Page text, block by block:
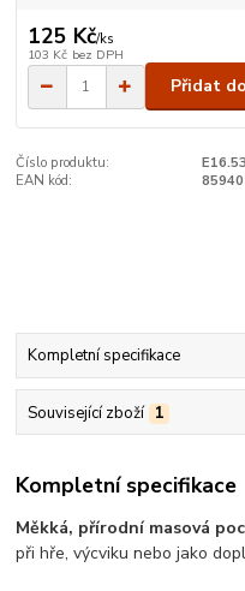
125 Kč/ks
103 Kč bez DPH
Přidat
Číslo produktu:
EAN kód:
Kompletní specifikace
Související zboží 1
Kompletní specifikace
Měkká, přírodní masová
při hře, výcviku nebo jako